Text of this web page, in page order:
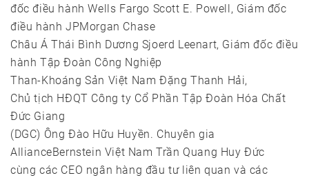
đốc điều hành Wells Fargo Scott E. Powell, Giám đốc
điều hành JPMorgan Chase
Châu Á Thái Bình Dương Sjoerd Leenart, Giám đốc điều
hành Tập Đoàn Công Nghiệp
Than-Khoáng Sản Việt Nam Đặng Thanh Hải,
Chủ tịch HĐQT Công ty Cổ Phần Tập Đoàn Hóa Chất
Đức Giang
(DGC) Ông Đào Hữu Huyền. Chuyên gia
AllianceBernstein Việt Nam Trần Quang Huy Đức
cùng các CEO ngân hàng đầu tư liên quan và các